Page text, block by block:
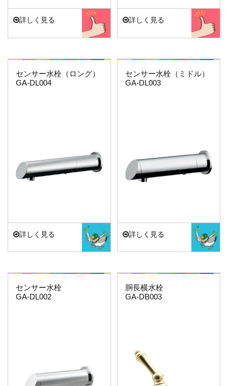
詳しく見る 詳しく見る
これカモ・・・
センサー水栓（ロング）
GA-DL004
詳しく見る
これカモ・・・
センサー水栓（ミドル）
GA-DL003
詳しく見る
これカモ・・・
センサー水栓
GA-DL002
これエエやん
胴長横水栓
GA-DB003
水栓金具
洗濯機